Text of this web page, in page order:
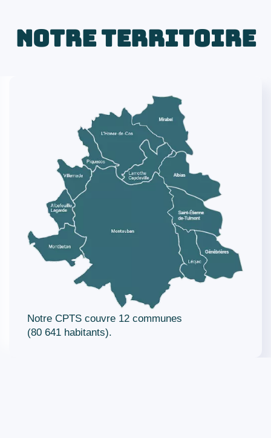
NOTRE TERRITOIRE
Notre CPTS couvre 12 communes
(80 641 habitants).